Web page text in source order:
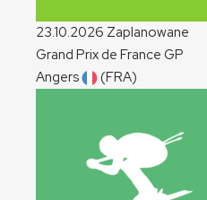
23.10.2026 Zaplanowane
Grand Prix de France GP
Angers
(FRA)